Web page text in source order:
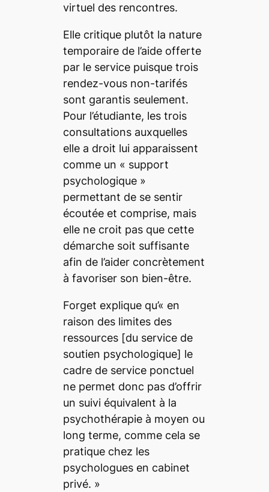
virtuel des rencontres.
Elle critique plutôt la nature
temporaire de l’aide offerte
par le service puisque trois
rendez-vous non-tarifés
sont garantis seulement.
Pour l’étudiante, les trois
consultations auxquelles
elle a droit lui apparaissent
comme un « support
psychologique»
permettant de se sentir
écoutée et comprise, mais
elle ne croit pas que cette
démarche soit suffisante
afin de l’aider concrètement
à favoriser son bien-être.
Forget explique qu’« en
raison des limites des
ressources [du service de
soutien psychologique] le
cadre de service ponctuel
ne permet donc pas d’offrir
un suivi équivalent à la
psychothérapie à moyen ou
long terme, comme cela se
pratique chez les
psychologues en cabinet
privé. »